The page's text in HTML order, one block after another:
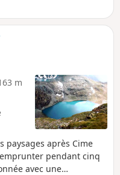
Simplon".
m
paysages après Cime
pendant cinq
avec une